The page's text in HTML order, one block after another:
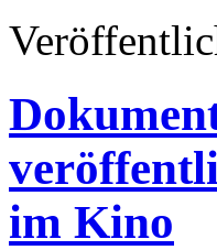
im Kino